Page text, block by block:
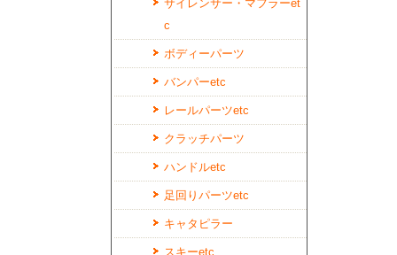
サイレンサー・マフラーet
c
ボディーパーツ
バンパーetc
レールパーツetc
クラッチパーツ
ハンドルetc
足回りパーツetc
キャタピラー
スキーetc